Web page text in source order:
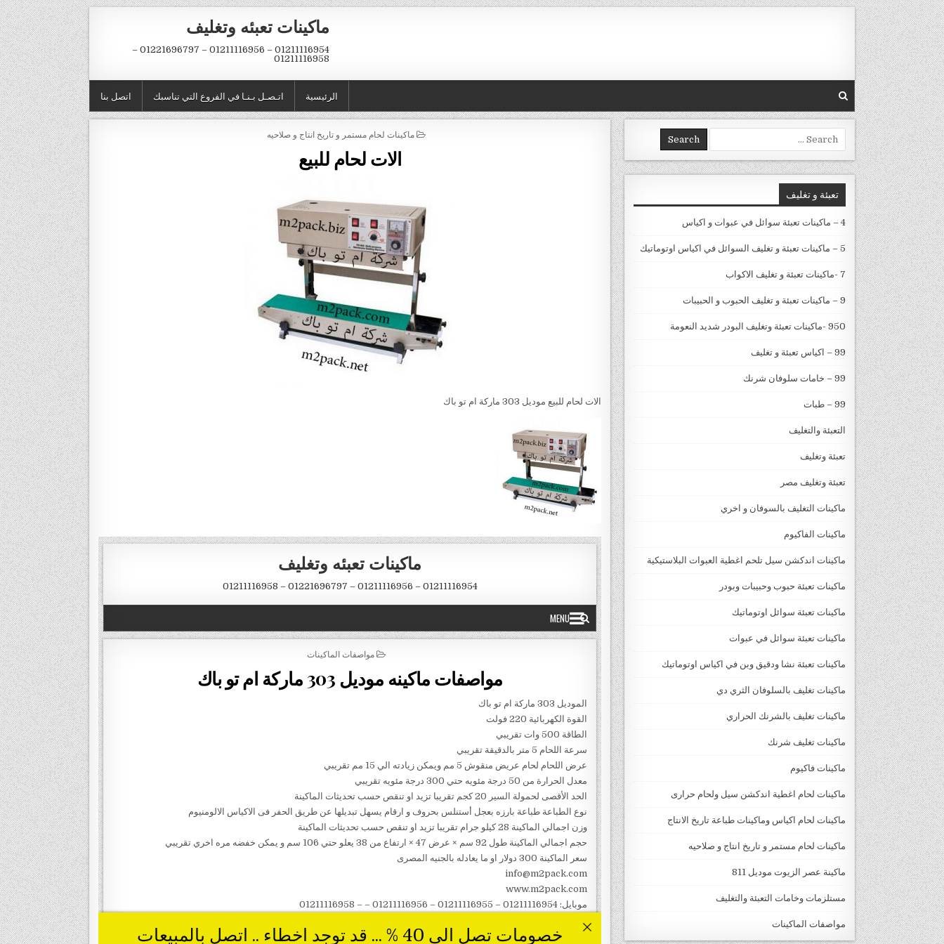
Skip to content
ماكينات تعبئه وتغليف
01211116954 – 01211116956 – 01221696797 –
01211116958
اتصل بنا اتـصـل بـنـا في الفروع التي تناسبك الرئيسية
POSTED IN
ماكينات لحام مستمر و تاريخ انتاج و صلاحيه
الات لحام للبيع
الات لحام للبيع موديل 303 ماركة ام تو باك
Search for:
تعبئة و تغليف
4 – ماكينات تعبئة سوائل في عبوات و اكياس
5 – ماكينات تعبئة و تغليف السوائل في اكياس اوتوماتيك
7 -ماكينات تعبئة و تغليف الاكواب
9 – ماكينات تعبئة و تغليف الحبوب و الحبيبات
950 -ماكينات تعبئة وتغليف البودر شديد النعومة
99 – اكياس تعبئة و تغليف
99 – خامات سلوفان شرنك
99 – طبات
التعبئة والتغليف
تعبئة وتغليف
تعبئة وتغليف مصر
ماكينات التغليف بالسوفان و اخري
ماكينات الفاكيوم
ماكينات اندكشن سيل تلحم اغطية العبوات البلاستيكية
ماكينات تعبئة حبوب وحبيبات وبودر
ماكينات تعبئة سوائل اوتوماتيك
ماكينات تعبئة سوائل في عبوات
ماكينات تعبئة نشا ودقيق وبن في اكياس اوتوماتيك
ماكينات تغليف بالسلوفان الثري دي
ماكينات تغليف بالشرنك الحراري
ماكينات تغليف شرنك
ماكينات فاكيوم
ماكينات لحام اغطية اندكشن سيل ولحام حرارى
ماكينات لحام اكياس وماكينات طباعة تاريخ الانتاج
ماكينات لحام مستمر و تاريخ انتاج و صلاحيه
ماكينة عصر الزيوت موديل 811
مستلزمات وخامات التعبئة والتغليف
مواصفات الماكينات